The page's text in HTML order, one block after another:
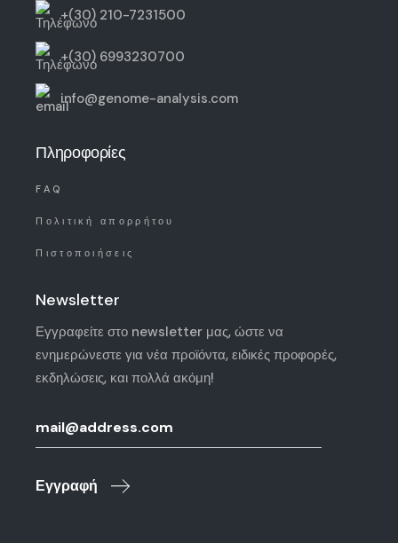
+(30) 210-7231500
+(30) 6993230700
info@genome-analysis.com
Πληροφορίες
FAQ
Πολιτική απορρήτου
Πιστοποιήσεις
Newsletter
Εγγραφείτε στο newsletter μας, ώστε να
ενημερώνεστε για νέα προϊόντα, ειδικές προφορές,
εκδηλώσεις, και πολλά ακόμη!
Εγγραφή